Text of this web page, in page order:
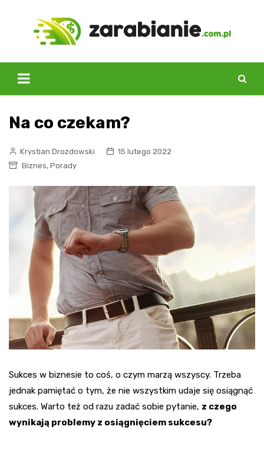
Na co czekam?
Krystian Drozdowski
15 lutego 2022
Biznes, Porady
Sukces w biznesie to coś, o czym marzą wszyscy. Trzeba
jednak pamiętać o tym, że nie wszystkim udaje się osiągnąć
sukces. Warto też od razu zadać sobie pytanie, z czego
wynikają problemy z osiągnięciem sukcesu?